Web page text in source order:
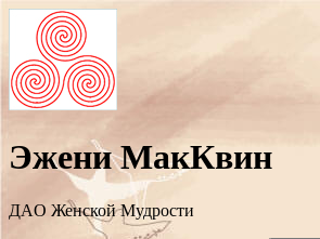
Эжени МакКвин
ДAO Женской Мудрости